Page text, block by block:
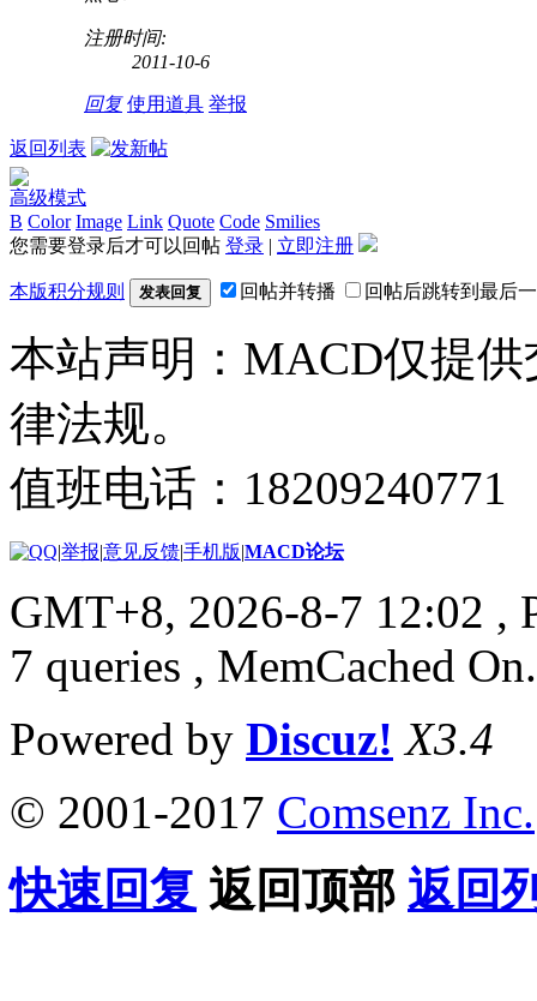
注册时间:
2011-10-6
回复 使用道具 举报
返回列表
高级模式
B Color Image Link Quote Code Smilies
您需要登录后才可以回帖 登录 | 立即注册
本版积分规则 发表回复 回帖并转播 回帖后跳转到最后
本站声明：MACD仅提
律法规。
值班电话：
|举报|意见反馈|手机版|MACD论坛
GMT+8, 2026-8-7 12:02 ,
7 queries , MemCached On.
Powered by Discuz! X3.4
© 2001-2017 Comsenz Inc.
快速回复 返回顶部 返回